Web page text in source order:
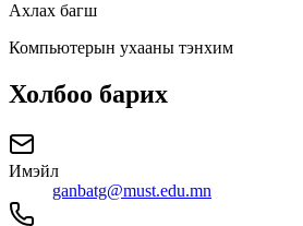
Ахлах багш
Компьютерын ухааны тэнхим
Холбоо барих
Имэйл
ganbatg@must.edu.mn